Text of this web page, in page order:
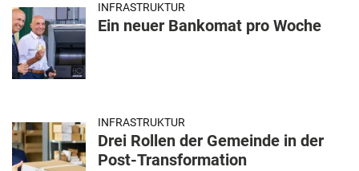
INFRASTRUKTUR
Ein neuer Bankomat pro Woche
INFRASTRUKTUR
Drei Rollen der Gemeinde in der
Post-Transformation